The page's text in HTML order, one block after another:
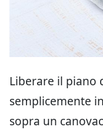
Liberare il piano
semplicemente
sopra un